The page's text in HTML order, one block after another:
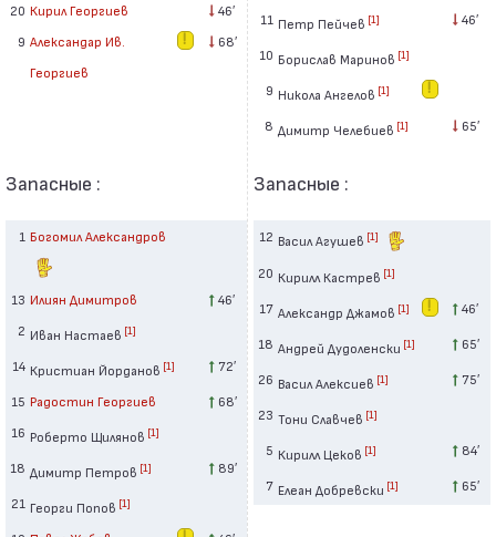
20 Кирил Георгиев
46′
9 Александар Ив.
Георгиев
68′
Запасные :
1 Богомил Александров
13 Илиян Димитров
46′
2 Иван Настаев [1]
14 Кристиан Йорданов [1] 72′
15 Радостин Георгиев
68′
16 Роберто Щилянов [1]
18 Димитр Петров [1] 89′
21 Георги Попов [1]
11 Петр Пейчев [1] 46′
10 Борислав Маринов [1]
9 Никола Ангелов [1]
8 Димитр Челебиев [1] 65′
Запасные :
12 Васил Агушев [1]
20 Кирилл Кастрев [1]
17 Александр Джамов [1] 46′
18 Андрей Дудоленски [1] 65′
26 Васил Алексиев [1] 75′
23 Тони Славчев [1]
5 Кирилл Цеков [1] 84′
7 Елеан Добревски [1] 65′